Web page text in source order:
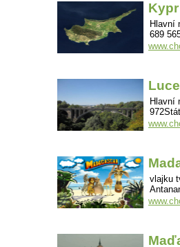
Kypr
Hlavní
689
Hlavní
vlajku